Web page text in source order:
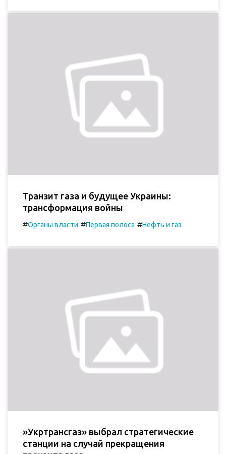
Транзит газа и будущее Украины:
трансформация войны
#Органы власти #Первая полоса #Нефть и газ
»Укртрансгаз» выбрал стратегические
станции на случай прекращения